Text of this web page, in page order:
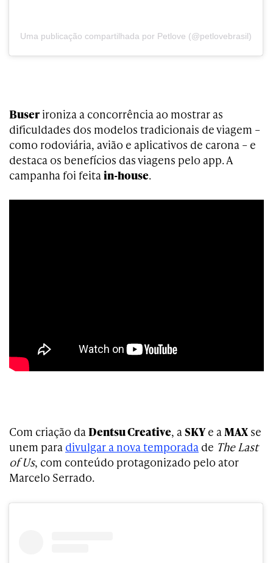
Uma publicação compartilhada por Petlove (@petlovebrasil)
Buser ironiza a concorrência ao mostrar as
dificuldades dos modelos tradicionais de viagem –
como rodoviária, avião e aplicativos de carona – e
destaca os benefícios das viagens pelo app. A
campanha foi feita in-house.
Com criação da Dentsu Creative, a SKYe a MAX se
unem para divulgar a nova temporada de The Last
of Us, com conteúdo protagonizado pelo ator
Marcelo Serrado.